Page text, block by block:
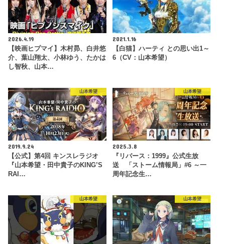
2026.4.19
【映画ヒプマイ】木村昴、白井悠
介、葉山翔太、小林ゆう、たかは
し智秋、山本…
2021.1.16
【白猫】ハーティ との思い出1～
6（CV：山本希望）
山本希望
2019.9.24
【公式】第4回 キンスレラジオ
『山本希望・田中貴子のKING’S
RAI…
山本希望
2025.3.8
『リバース：1999』公式生放
送 「ストーム情報局」#6 ～一
周年記念生…
山本希望 山本希望